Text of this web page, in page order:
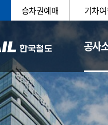
승차권예매 기차
공사
일반현황